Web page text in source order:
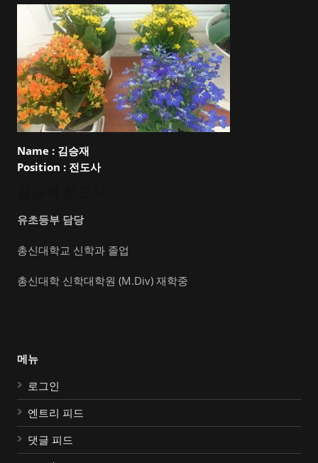
Name : 김승재
Position : 전도사
유초등부 담당
총신대학교 신학과 졸업
총신대학 신학대학원 (M.Div) 재학중
메뉴
로그인
엔트리 피드
댓글 피드